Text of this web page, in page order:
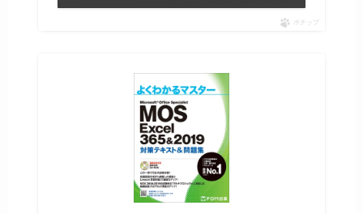
ポチップ